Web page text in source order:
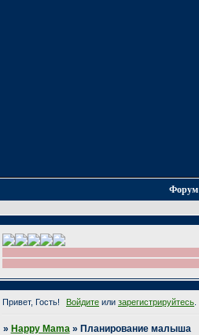
Форум
Привет, Гость! Войдите или зарегистрируйтесь
» Happy Mama » Планирование малыша